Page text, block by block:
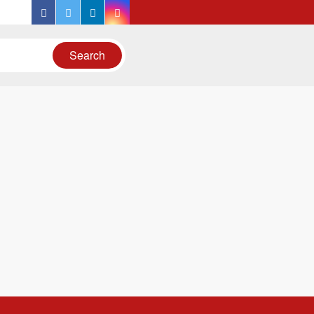
facebook
twitterlinkedininstagram